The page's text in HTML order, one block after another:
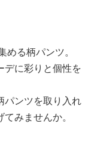
る柄パンツ。
デに彩りと個性を
パンツを取り入れ
みませんか。